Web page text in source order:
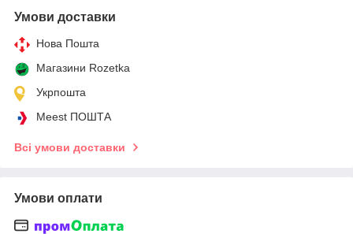
Умови доставки
Нова Пошта
Магазини Rozetka
Укрпошта
Meest ПОШТА
Всі умови доставки
Умови оплати